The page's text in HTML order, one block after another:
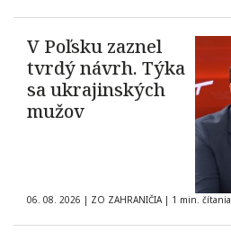
V Poľsku zaznel
tvrdý návrh. Týka
sa ukrajinských
mužov
06. 08. 2026 | ZO ZAHRANIČIA | 1 min. čítania